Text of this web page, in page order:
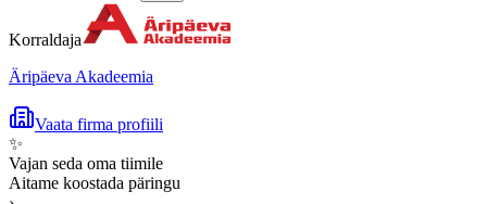
Korraldaja
Äripäeva Akadeemia
Vaata firma profiili
✨
Vajan seda oma tiimile
Aitame koostada päringu